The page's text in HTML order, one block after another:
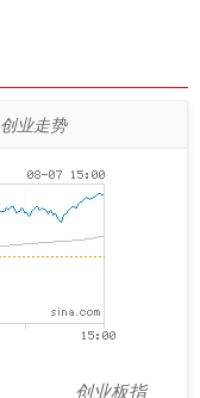
创业走势
创业板指